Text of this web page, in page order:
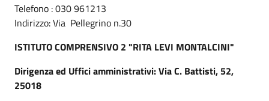
Telefono : 030 961213
Indirizzo: Via Pellegrino n.30
ISTITUTO COMPRENSIVO 2 "RITA LEVI MONTALCINI"
Dirigenza ed Uffici amministrativi: Via C. Battisti, 52,
25018